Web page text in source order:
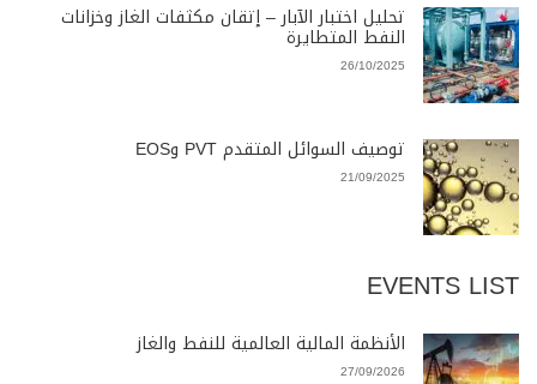
تحليل اختبار الآبار – إتقان مكثفات الغاز وخزانات
النفط المتطايرة
26/10/2025
توصيف السوائل المتقدم PVT وEOS
21/09/2025
EVENTS LIST
الأنظمة المالية العالمية للنفط والغاز
27/09/2026